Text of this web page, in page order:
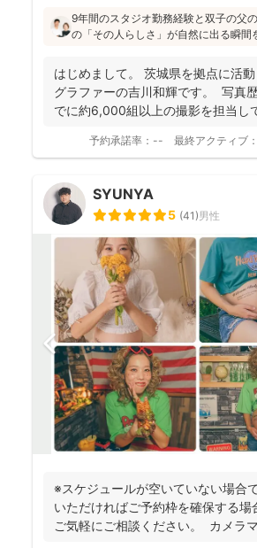
9年間のスタジオ勤務経験と双子の父
の「その人らしさ」が自然に出る瞬間
ても「楽しかった！」と気持ちがよみ
ことを、心がけて活動されていらっし
はじめまして。 茨城県を拠点に活
グラファーの吉川和輝です。 写真
でに約6,000組以上の撮影を担当し
予約承諾率： -- 最終アクティブ：
SYUNYA
5 (41)男性
※スケジュールが空いていない場合
いただければご予約枠を確保する場
ご気軽にご相談ください。 カメラ